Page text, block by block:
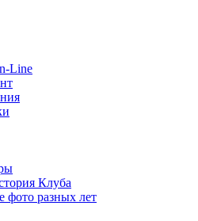
Line
Клуба
фото разных лет